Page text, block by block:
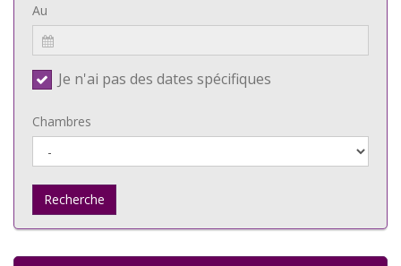
Au
Je n'ai pas des dates spécifiques
Chambres
Recherche